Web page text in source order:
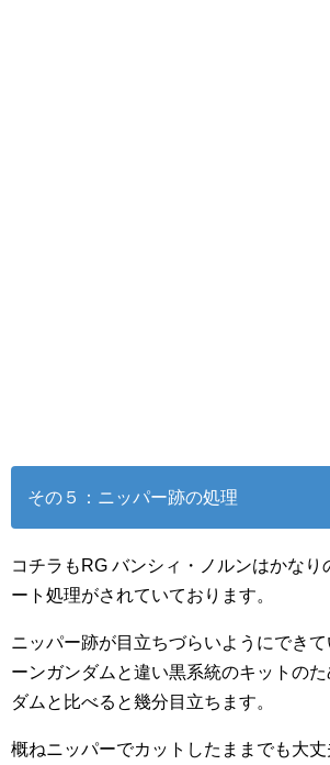
その５：ニッパー跡の処理
コチラもRG バンシィ・ノルンはかなり
ート処理がされていております。
ニッパー跡が目立ちづらいようにでき
ーンガンダムと違い黒系統のキットの
ダムと比べると幾分目立ちます。
概ねニッパーでカットしたままでも大